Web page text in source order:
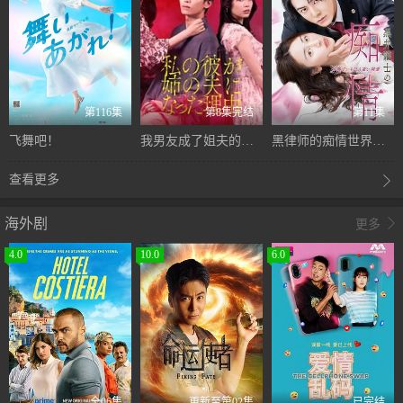
第116集
飞舞吧！
第8集完结
我男友成了姐夫的理由
第11集
黑律师的痴情世界上最沉重的纯爱
查看更多
海外剧 更多 
4.0 10.0 6.0